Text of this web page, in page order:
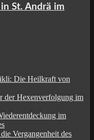
St. Andrä im
Die Heilkraft von
der Hexenverfolgung im
im
Vergangenheit des